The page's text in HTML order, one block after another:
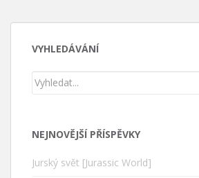
VYHLEDÁVÁNÍ
NEJNOVĚJŠÍ PŘÍSPĚVKY
Jurský svět [Jurassic World]